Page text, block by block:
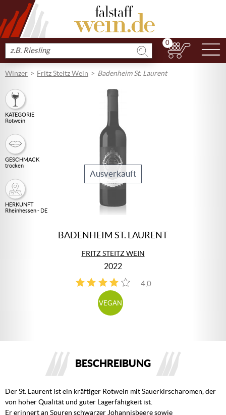
Produkt
suchen
0
Winzer Fritz Steitz Wein Badenheim St. Laurent
KATEGORIE
Rotwein
GESCHMACK
trocken
HERKUNFT
Rheinhessen - DE
Ausverkauft
BADENHEIM ST. LAURENT
FRITZ STEITZ WEIN
2022
4,0
1
VEGAN
BESCHREIBUNG
Der St. Laurent ist ein kräftiger Rotwein mit Sauerkirscharomen, der
von hoher Qualität und guter Lagerfähigkeit ist.
Er erinnert an Spuren schwarzer Johannisbeere sowie